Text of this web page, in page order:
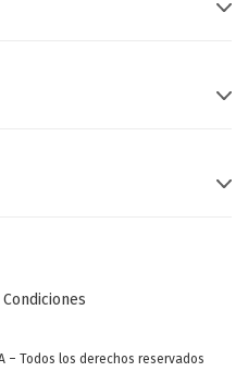
– Todos los derechos reservados